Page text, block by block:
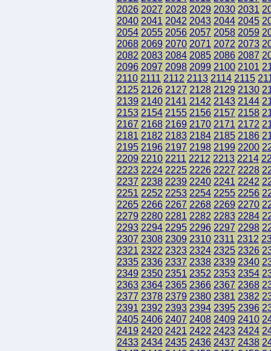
2026 2027 2028 2029 2030 2031
2040 2041 2042 2043 2044 2045
2054 2055 2056 2057 2058 2059
2068 2069 2070 2071 2072 2073
2082 2083 2084 2085 2086 2087
2096 2097 2098 2099 2100 2101
2110 2111 2112 2113 2114 2115
2125 2126 2127 2128 2129 2130
2139 2140 2141 2142 2143 2144
2153 2154 2155 2156 2157 2158
2167 2168 2169 2170 2171 2172
2181 2182 2183 2184 2185 2186
2195 2196 2197 2198 2199 2200
2209 2210 2211 2212 2213 2214
2223 2224 2225 2226 2227 2228
2237 2238 2239 2240 2241 2242
2251 2252 2253 2254 2255 2256
2265 2266 2267 2268 2269 2270
2279 2280 2281 2282 2283 2284
2293 2294 2295 2296 2297 2298
2307 2308 2309 2310 2311 2312
2321 2322 2323 2324 2325 2326
2335 2336 2337 2338 2339 2340
2349 2350 2351 2352 2353 2354
2363 2364 2365 2366 2367 2368
2377 2378 2379 2380 2381 2382
2391 2392 2393 2394 2395 2396
2405 2406 2407 2408 2409 2410
2419 2420 2421 2422 2423 2424
2433 2434 2435 2436 2437 2438